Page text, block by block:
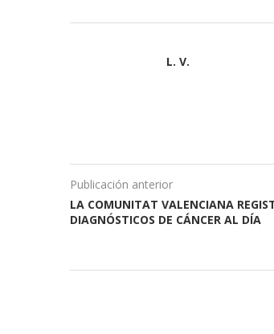
L. V.
Publicación anterior
LA COMUNITAT VALENCIANA
DIAGNÓSTICOS DE CÁNCER AL DÍA